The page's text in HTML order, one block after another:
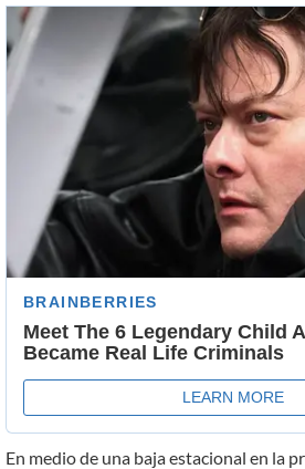
En medio de una baja estacional en la